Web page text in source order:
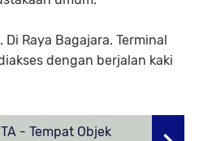
Raya Bagajara. Terminal
dengan berjalan kaki
- Tempat Objek